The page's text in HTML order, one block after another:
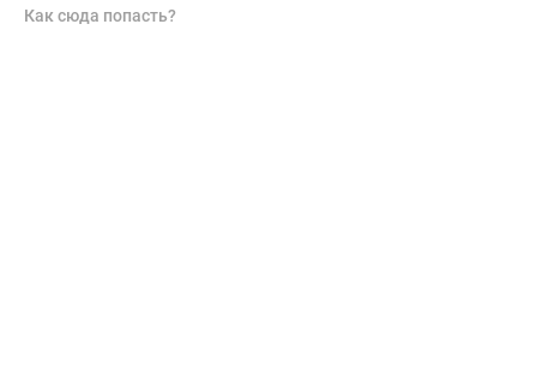
Как сюда попасть?